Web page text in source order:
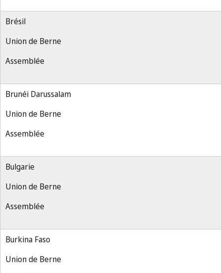
Brésil
Union de Berne
Assemblée
Brunéi Darussalam
Union de Berne
Assemblée
Bulgarie
Union de Berne
Assemblée
Burkina Faso
Union de Berne